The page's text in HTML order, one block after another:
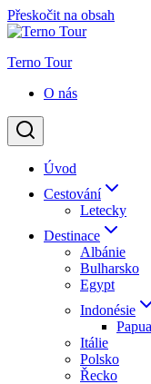
Přeskočit na obsah
Terno Tour
O nás
Úvod
Cestování
Letecky
Destinace
Albánie
Bulharsko
Egypt
Indonésie
Itálie
Polsko
Řecko